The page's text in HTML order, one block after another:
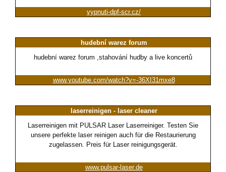
vypnuti-dpf-scr.cz/
hudební warez forum
hudební warez forum ,stahování hudby a live koncertů
www.youtube.com/watch?v=-36XI31mxe8
laserreinigen - laser cleaner
Laserreinigen mit PULSAR Laser Laserreiniger. Testen Sie
unsere perfekte laser reinigen auch für die Restaurierung
zugelassen. Preis für Laser reinigungsgerät.
www.pulsar-laser.de